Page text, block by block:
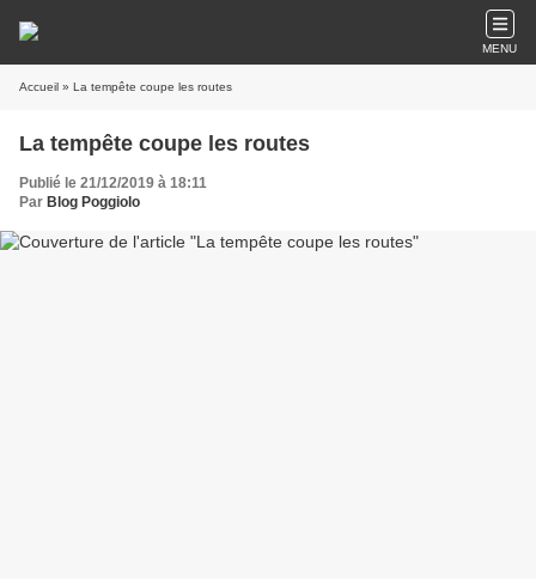
MENU
Accueil » La tempête coupe les routes
La tempête coupe les routes
Publié le 21/12/2019 à 18:11
Par Blog Poggiolo